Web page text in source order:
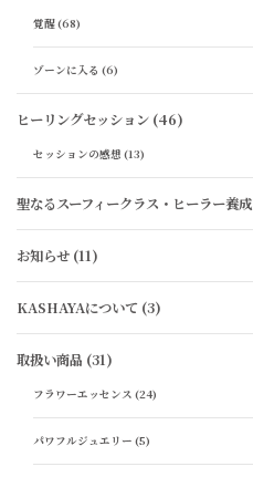
覚醒(68)
ゾーンに入る (6)
ヒーリングセッション (46)
セッションの感想 (13)
聖なるスーフィークラス・ヒーラー養成
お知らせ (11)
KASHAYAについて (3)
取扱い商品 (31)
フラワーエッセンス (24)
パワフルジュエリー (5)